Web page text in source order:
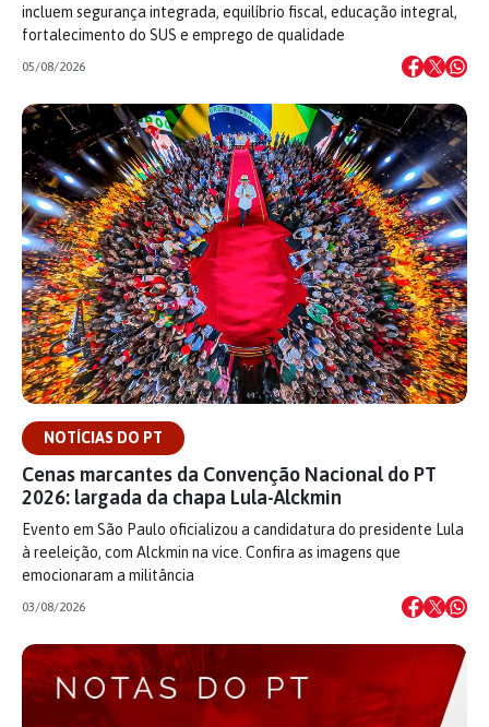
incluem segurança integrada, equilíbrio fiscal, educação integral,
fortalecimento do SUS e emprego de qualidade
05/08/2026
NOTÍCIAS DO PT
Cenas marcantes da Convenção Nacional do PT
2026: largada da chapa Lula-Alckmin
Evento em São Paulo oficializou a candidatura do presidente Lula
à reeleição, com Alckmin na vice. Confira as imagens que
emocionaram a militância
03/08/2026